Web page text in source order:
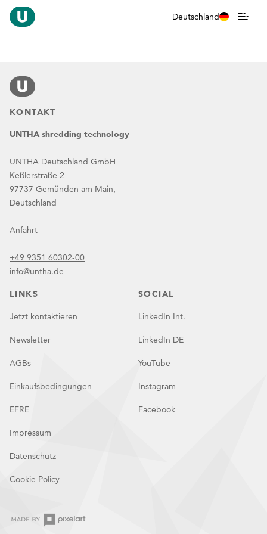
Deutschland
KONTAKT
UNTHA shredding technology
UNTHA Deutschland GmbH
Keßlerstraße 2
97737 Gemünden am Main,
Deutschland
Anfahrt
+49 9351 60302-00
info@untha.de
LINKS
Jetzt kontaktieren
Newsletter
AGBs
Einkaufsbedingungen
EFRE
Impressum
Datenschutz
Cookie Policy
SOCIAL
LinkedIn Int.
LinkedIn DE
YouTube
Instagram
Facebook